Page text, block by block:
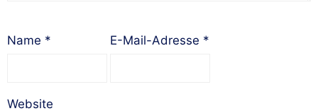
Name * E-Mail-Adresse *
Website